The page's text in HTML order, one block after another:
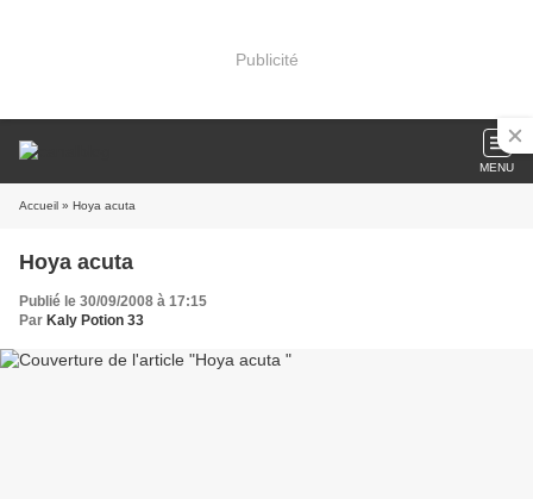
Publicité
MENU
Accueil » Hoya acuta
Hoya acuta
Publié le 30/09/2008 à 17:15
Par Kaly Potion 33